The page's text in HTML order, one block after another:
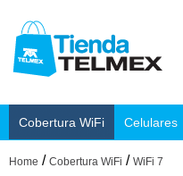
Cobertura WiFi Celulares
Home / Cobertura WiFi / WiFi 7